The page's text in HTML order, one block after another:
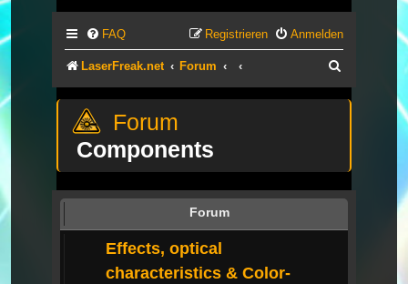
FAQ Anmelden
Registrieren
LaserFreak.net Forum
Components
Forum
Effects, optical
characteristics & Color-